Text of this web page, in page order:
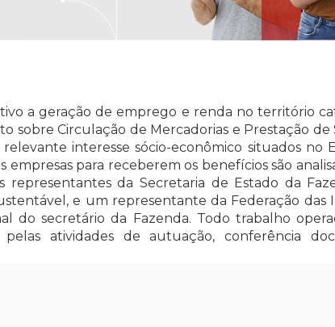
a geração de emprego e renda no território
Circulação de Mercadorias e Prestação de
interesse sócio-econômico situados no
para receberem os benefícios são
da Secretaria de Estado da
e um representante da Federação das
do secretário da Fazenda. Todo trabalho
atividades de autuação, conferência